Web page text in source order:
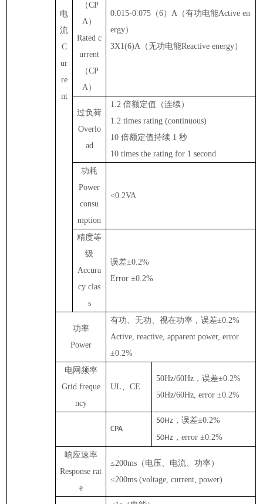
电
流
C
ur
re
nt
（CP
A）
Rated c
urrent
（CP
A）
0.015-0.075 （6）A （有功电能Active en
ergy）
3X1(6)A （无功电能Reactive energy）
过负荷
Overlo
ad
1.2倍额定值（连续）
1.2 times rating (continuous)
10 倍额定值持续 1秒
10 times the rating for 1 second
功耗
Power
consu
mption
<0.2VA
精度等
级
Accura
cy clas
s
误差±0.2%
Error ±0.2%
功率
Power
有功、无功、视在功率，误差±0.2%
Active, reactive, apparent power, error
±0.2%
电网频率
Grid freque
ncy
UL、CE
50Hz/60Hz ，误差±0.2%
50Hz/60Hz, error ±0.2%
CPA
50Hz ，误差±0.2%
50Hz ，error ±0.2%
响应速率
Response rat
e
≤200ms （电压、电流、功率）
≤200ms (voltage, current, power)